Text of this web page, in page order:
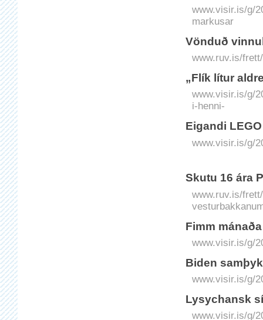
www.visir.is/g/
markusar
Vönduð
www.ruv.is/
„Flík lítur
www.visir.is/g/
i-henni-
Eigandi
www.visir.is/g/
Skutu 16 ára
www.ruv.is/
Fimm
www.visir.is/g/
Biden
www.visir.is/g/
Lysychansk
www.visir.is/g/